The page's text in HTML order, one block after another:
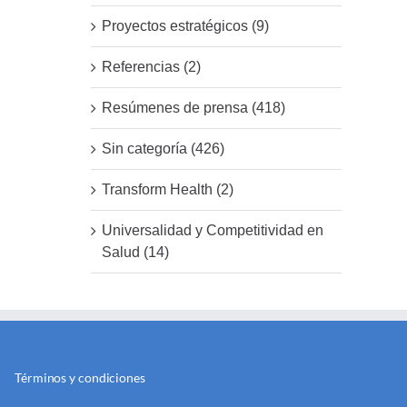
Proyectos estratégicos (9)
Referencias (2)
Resúmenes de prensa (418)
Sin categoría (426)
Transform Health (2)
Universalidad y Competitividad en
Salud (14)
Términos y condiciones